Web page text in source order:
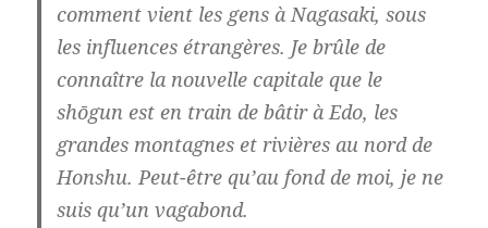
comment vient les gens à Nagasaki, sous
les influences étrangères. Je brûle de
connaître la nouvelle capitale que le
shōgun est en train de bâtir à Edo, les
grandes montagnes et rivières au nord de
Honshu. Peut-être qu’au fond de moi, je ne
suis qu’un vagabond.